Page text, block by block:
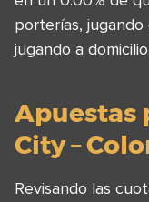
porterías,
jugando a domicilio.
Apuestas
City –
Revisando las